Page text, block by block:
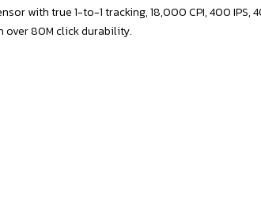
with true 1-to-1 tracking, 18,000 CPI, 400 IPS,
over 80M click durability.